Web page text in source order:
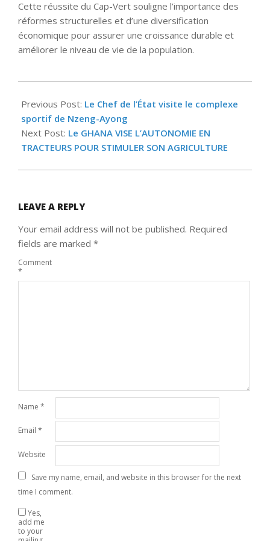
Cette réussite du Cap-Vert souligne l’importance des
réformes structurelles et d’une diversification
économique pour assurer une croissance durable et
améliorer le niveau de vie de la population.
07-
08
Previous Post: Le Chef de l’État visite le complexe
sportif de Nzeng-Ayong
Next Post: Le GHANA VISE L’AUTONOMIE EN
TRACTEURS POUR STIMULER SON AGRICULTURE
LEAVE A REPLY
Your email address will not be published. Required
fields are marked *
Comment
*
Name *
Email *
Website
Save my name, email, and website in this browser for the next
time I comment.
Yes,
add me
to your